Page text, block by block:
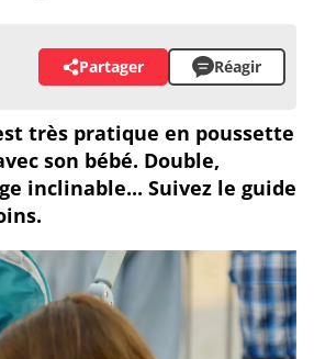
Partager Réagir
très pratique en poussette
son bébé. Double,
inclinable... Suivez le guide